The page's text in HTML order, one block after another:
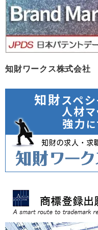
知財ワークス株式会社